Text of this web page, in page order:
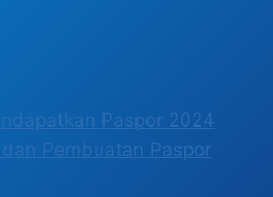
Paspor 2024
Pembuatan Paspor